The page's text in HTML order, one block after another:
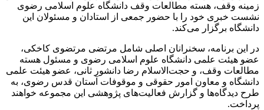
زمینه وقف، هسته مطالعات وقف دانشگاه علوم اسلامی رضوی
نشست خبری خود را با حضور جمعی از استادان و مسئولان این
دانشگاه برگزار می‌کند.
در این برنامه، سخنرانان اصلی شامل مرتضی مرتضوی کاخکی،
عضو هیئت علمی دانشگاه علوم اسلامی رضوی و مسئول هسته
مطالعات وقف، و حجت‌الاسلام رضا دانشور ثانی، عضو هیئت علمی
دانشگاه و معاون امور حقوقی و موقوفات آستان قدس رضوی، به
طرح دیدگاه‌ها و گزارش فعالیت‌های پژوهشی این مجموعه خواهند
پرداخت.